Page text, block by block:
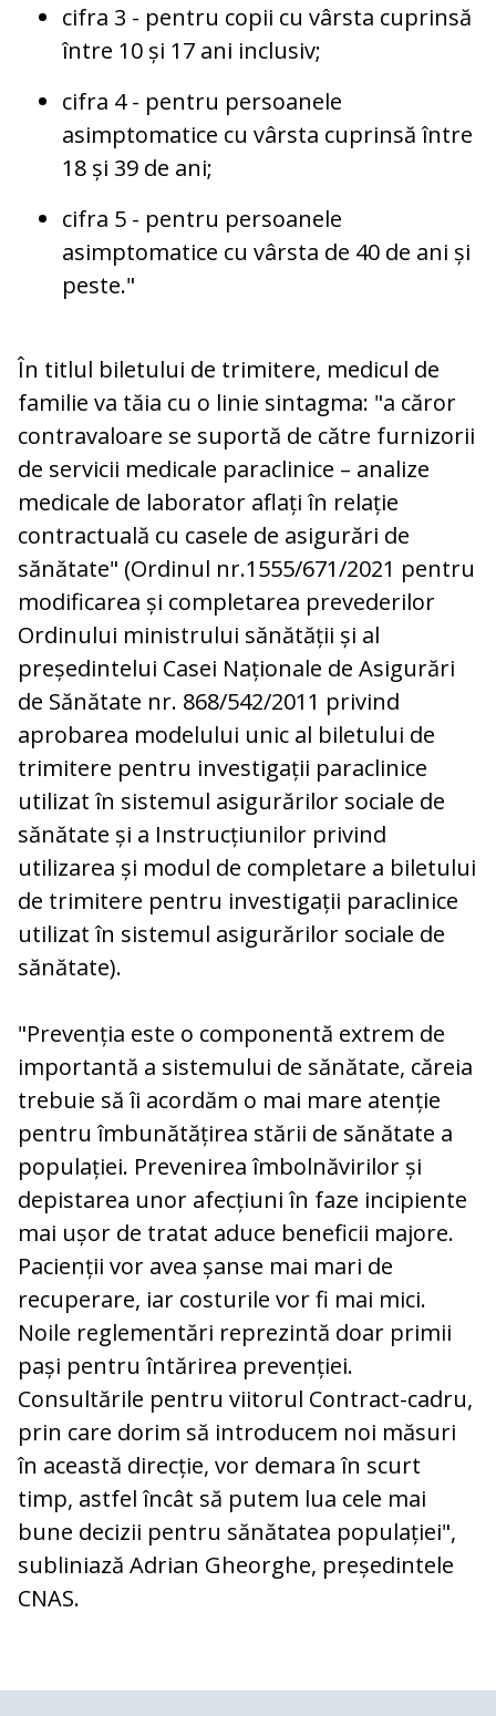
cifra 3 - pentru copii cu vârsta cuprinsă
între 10 și 17 ani inclusiv;
cifra 4 - pentru persoanele
asimptomatice cu vârsta cuprinsă între
18 și 39 de ani;
cifra 5 - pentru persoanele
asimptomatice cu vârsta de 40 de ani și
peste."
În titlul biletului de trimitere, medicul de
familie va tăia cu o linie sintagma: "a căror
contravaloare se suportă de către furnizorii
de servicii medicale paraclinice – analize
medicale de laborator aflați în relație
contractuală cu casele de asigurări de
sănătate" (Ordinul nr.1555/671/2021 pentru
modificarea și completarea prevederilor
Ordinului ministrului sănătății și al
președintelui Casei Naționale de Asigurări
de Sănătate nr. 868/542/2011 privind
aprobarea modelului unic al biletului de
trimitere pentru investigații paraclinice
utilizat în sistemul asigurărilor sociale de
sănătate și a Instrucțiunilor privind
utilizarea și modul de completare a biletului
de trimitere pentru investigații paraclinice
utilizat în sistemul asigurărilor sociale de
sănătate).
"Prevenția este o componentă extrem de
importantă a sistemului de sănătate, căreia
trebuie să îi acordăm o mai mare atenție
pentru îmbunătățirea stării de sănătate a
populației. Prevenirea îmbolnăvirilor și
depistarea unor afecțiuni în faze incipiente
mai ușor de tratat aduce beneficii majore.
Pacienții vor avea șanse mai mari de
recuperare, iar costurile vor fi mai mici.
Noile reglementări reprezintă doar primii
pași pentru întărirea prevenției.
Consultările pentru viitorul Contract-cadru,
prin care dorim să introducem noi măsuri
în această direcție, vor demara în scurt
timp, astfel încât să putem lua cele mai
bune decizii pentru sănătatea populației",
subliniază Adrian Gheorghe, președintele
CNAS.